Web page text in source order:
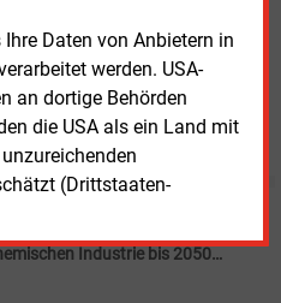
Daten von Anbietern in
werden. USA-
an dortige Behörden
die USA als ein Land mit
(Drittstaaten-
viel Platz für PV-Anlagen
haben
für Straßenwesen (BASt)
bald ausweisen.
Industrie bis 2050